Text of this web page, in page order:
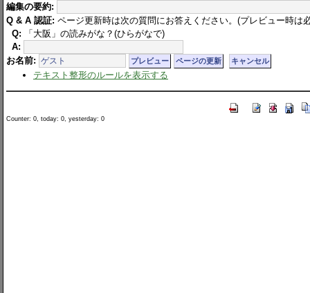
編集の要約:
Q & A 認証: ページ更新時は次の質問にお答えください。(プレビュー時は
Q: 「大阪」の読みがな？(ひらがなで)
A:
お名前:
テキスト整形のルールを表示する
Counter: 0, today: 0, yesterday: 0